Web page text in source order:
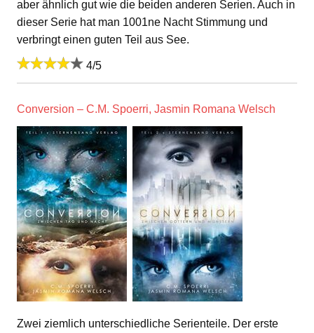
aber ähnlich gut wie die beiden anderen Serien. Auch in
dieser Serie hat man 1001ne Nacht Stimmung und
verbringt einen guten Teil aus See.
4/5
Conversion – C.M. Spoerri, Jasmin Romana Welsch
Zwei ziemlich unterschiedliche Serienteile. Der erste